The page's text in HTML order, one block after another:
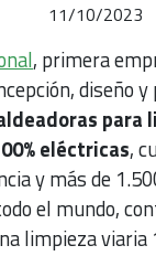
11/10/2023
, primera
diseño
para
eléctricas,
y más de
el mundo,
limpieza viaria